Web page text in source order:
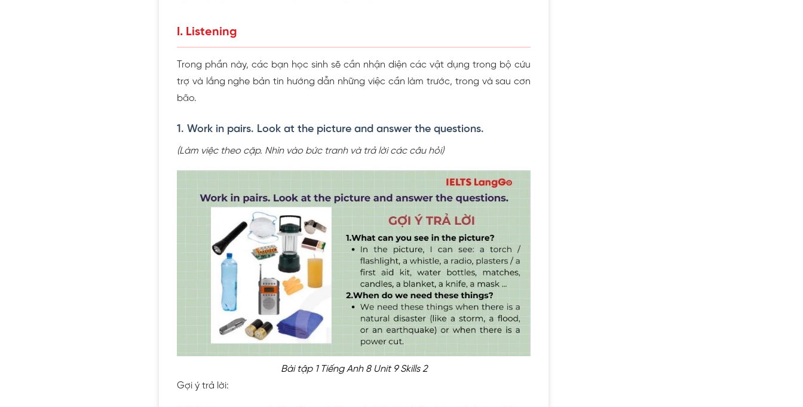
I. Listening
Trong phần này, các bạn học sinh sẽ cần nhận diện các vật dụng trong bộ cứu
trợ và lắng nghe bản tin hướng dẫn những việc cần làm trước, trong và sau cơn
bão.
1. Work in pairs. Look at the picture and answer the questions.
(Làm việc theo cặp. Nhìn vào bức tranh và trả lời các câu hỏi)
Bài tập 1 Tiếng Anh 8 Unit 9 Skills 2
Gợi ý trả lời: